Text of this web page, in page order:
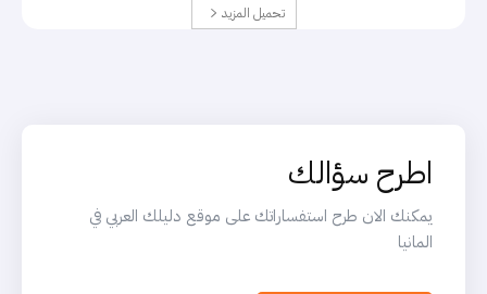
تحميل المزيد
اطرح سؤالك
يمكنك الان طرح استفساراتك على موقع دليلك العربي في
المانيا